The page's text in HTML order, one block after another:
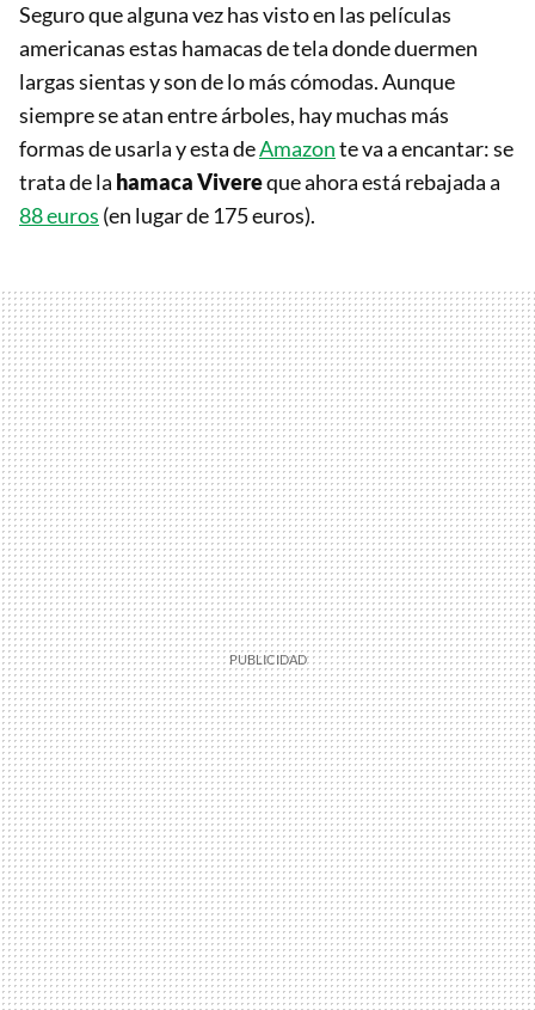
Seguro que alguna vez has visto en las películas
americanas estas hamacas de tela donde duermen
largas sientas y son de lo más cómodas. Aunque
siempre se atan entre árboles, hay muchas más
formas de usarla y esta deAmazonte va a encantar: se
trata de la hamaca Vivereque ahora está rebajada a
88 euros (en lugar de 175 euros).